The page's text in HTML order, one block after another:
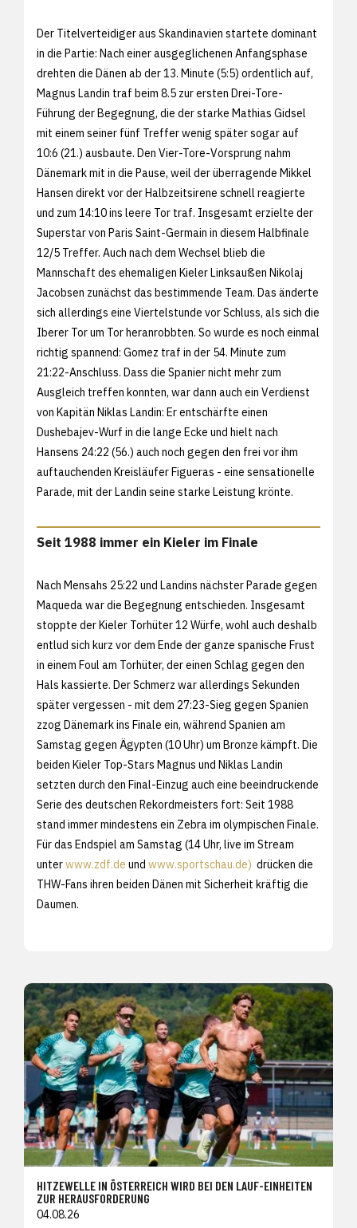
Der Titelverteidiger aus Skandinavien startete dominant
in die Partie: Nach einer ausgeglichenen Anfangsphase
drehten die Dänen ab der 13. Minute (5:5) ordentlich auf,
Magnus Landin traf beim 8.5 zur ersten Drei-Tore-
Führung der Begegnung, die der starke Mathias Gidsel
mit einem seiner fünf Treffer wenig später sogar auf
10:6 (21.) ausbaute. Den Vier-Tore-Vorsprung nahm
Dänemark mit in die Pause, weil der überragende Mikkel
Hansen direkt vor der Halbzeitsirene schnell reagierte
und zum 14:10 ins leere Tor traf. Insgesamt erzielte der
Superstar von Paris Saint-Germain in diesem Halbfinale
12/5 Treffer. Auch nach dem Wechsel blieb die
Mannschaft des ehemaligen Kieler Linksaußen Nikolaj
Jacobsen zunächst das bestimmende Team. Das änderte
sich allerdings eine Viertelstunde vor Schluss, als sich die
Iberer Tor um Tor heranrobbten. So wurde es noch einmal
richtig spannend: Gomez traf in der 54. Minute zum
21:22-Anschluss. Dass die Spanier nicht mehr zum
Ausgleich treffen konnten, war dann auch ein Verdienst
von Kapitän Niklas Landin: Er entschärfte einen
Dushebajev-Wurf in die lange Ecke und hielt nach
Hansens 24:22 (56.) auch noch gegen den frei vor ihm
auftauchenden Kreisläufer Figueras - eine sensationelle
Parade, mit der Landin seine starke Leistung krönte.
Seit 1988 immer ein Kieler im Finale
Nach Mensahs 25:22 und Landins nächster Parade gegen
Maqueda war die Begegnung entschieden. Insgesamt
stoppte der Kieler Torhüter 12 Würfe, wohl auch deshalb
entlud sich kurz vor dem Ende der ganze spanische Frust
in einem Foul am Torhüter, der einen Schlag gegen den
Hals kassierte. Der Schmerz war allerdings Sekunden
später vergessen - mit dem 27:23-Sieg gegen Spanien
zzog Dänemark ins Finale ein, während Spanien am
Samstag gegen Ägypten (10 Uhr) um Bronze kämpft. Die
beiden Kieler Top-Stars Magnus und Niklas Landin
setzten durch den Final-Einzug auch eine beeindruckende
Serie des deutschen Rekordmeisters fort: Seit 1988
stand immer mindestens ein Zebra im olympischen Finale.
Für das Endspiel am Samstag (14 Uhr, live im Stream
unterwww.zdf.de und www.sportschau.de) drücken die
THW-Fans ihren beiden Dänen mit Sicherheit kräftig die
Daumen.
HITZEWELLE IN ÖSTERREICH WIRD BEI DEN LAUF-EINHEITEN
ZUR HERAUSFORDERUNG
04.08.26